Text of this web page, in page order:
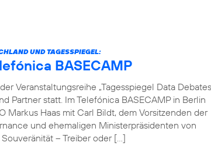
UND TAGESSPIEGEL:
BASECAMP
Veranstaltungsreihe „Tagesspiegel Data
Partner statt. Im Telefónica BASECAMP in Berlin
Markus Haas mit Carl Bildt, dem Vorsitzenden der
und ehemaligen Ministerpräsidenten von
– Treiber oder […]